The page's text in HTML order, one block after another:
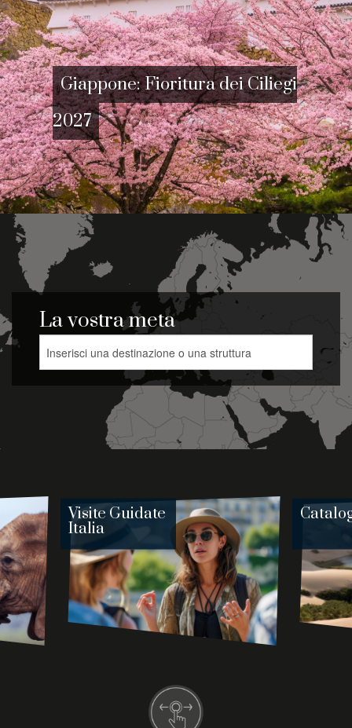
Iseum visita guidata al tempio di
Iside e Serapide | 27 Agosto, 3 e 10
Settembre
La vostra meta
Visite Guidate
Italia